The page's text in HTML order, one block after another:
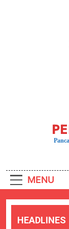
MENU
HEADLINES